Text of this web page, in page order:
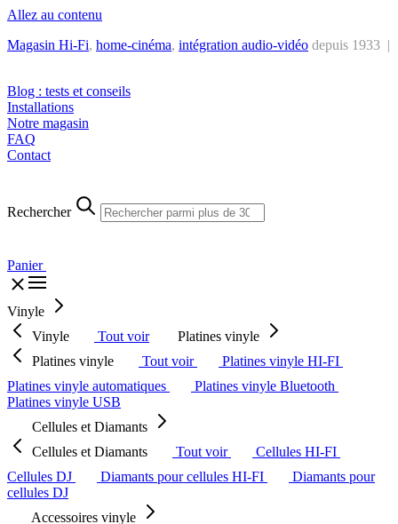
Allez au contenu
Magasin Hi-Fi, home-cinéma, intégration audio-vidéo depuis 1933 |
Blog : tests et conseils
Installations
Notre magasin
FAQ
Contact
Rechercher
Panier
Vinyle
Vinyle
Tout voir
Platines vinyle
Platines vinyle
Tout voir
Platines vinyle HI-FI
Platines vinyle automatiques
Platines vinyle Bluetooth
Platines vinyle USB
Cellules et Diamants
Cellules et Diamants
Tout voir
Cellules HI-FI
Cellules DJ
Diamants pour cellules HI-FI
Diamants pour
cellules DJ
Accessoires vinyle